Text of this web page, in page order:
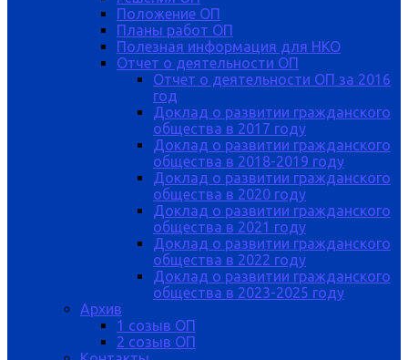
Положение ОП
Планы работ ОП
Полезная информация для НКО
Отчет о деятельности ОП
Отчет о деятельности ОП за 2016
год
Доклад о развитии гражданского
общества в 2017 году
Доклад о развитии гражданского
общества в 2018-2019 году
Доклад о развитии гражданского
общества в 2020 году
Доклад о развитии гражданского
общества в 2021 году
Доклад о развитии гражданского
общества в 2022 году
Доклад о развитии гражданского
общества в 2023-2025 году
Архив
1 созыв ОП
2 созыв ОП